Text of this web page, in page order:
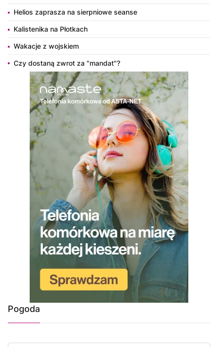
Helios zaprasza na sierpniowe seanse
Kalistenika na Płotkach
Wakacje z wojskiem
Czy dostaną zwrot za "mandat"?
Pogoda